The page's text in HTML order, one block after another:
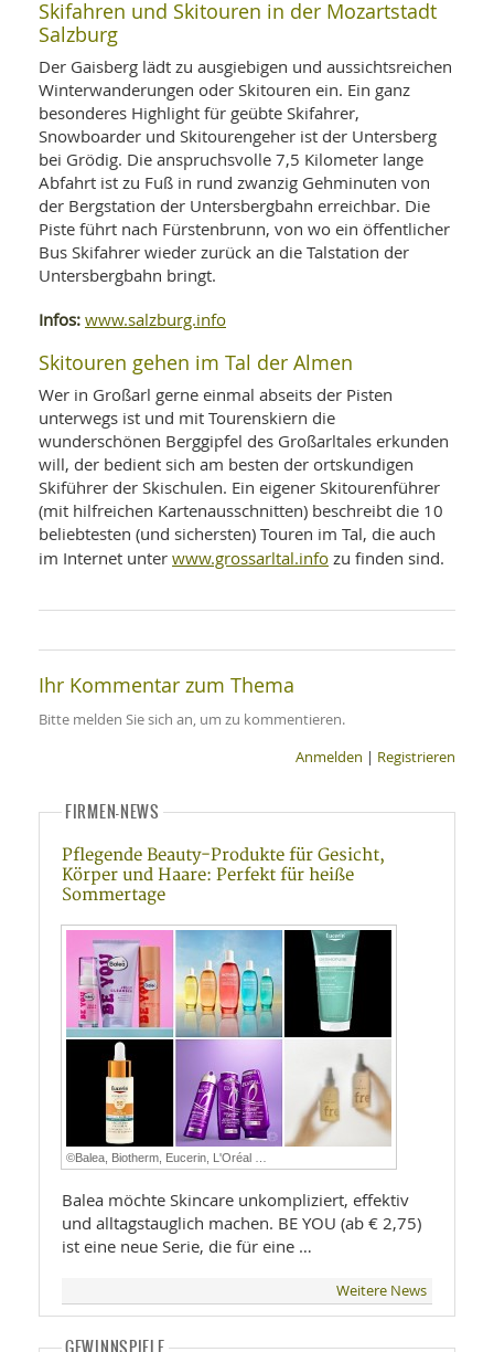
Skifahren und Skitouren in der Mozartstadt
Salzburg
Der Gaisberg lädt zu ausgiebigen und aussichtsreichen
Winterwanderungen oder Skitouren ein. Ein ganz
besonderes Highlight für geübte Skifahrer,
Snowboarder und Skitourengeher ist der Untersberg
bei Grödig. Die anspruchsvolle 7,5 Kilometer lange
Abfahrt ist zu Fuß in rund zwanzig Gehminuten von
der Bergstation der Untersbergbahn erreichbar. Die
Piste führt nach Fürstenbrunn, von wo ein öffentlicher
Bus Skifahrer wieder zurück an die Talstation der
Untersbergbahn bringt.
Infos: www.salzburg.info
Skitouren gehen im Tal der Almen
Wer in Großarl gerne einmal abseits der Pisten
unterwegs ist und mit Tourenskiern die
wunderschönen Berggipfel des Großarltales erkunden
will, der bedient sich am besten der ortskundigen
Skiführer der Skischulen. Ein eigener Skitourenführer
(mit hilfreichen Kartenausschnitten) beschreibt die 10
beliebtesten (und sichersten) Touren im Tal, die auch
im Internet unter www.grossarltal.info zu finden sind.
Ihr Kommentar zum Thema
Bitte melden Sie sich an, um zu kommentieren.
Anmelden | Registrieren
FIRMEN-NEWS
Pflegende Beauty-Produkte für Gesicht,
Körper und Haare: Perfekt für heiße
Sommertage
©Balea, Biotherm, Eucerin, L'Oréal …
Balea möchte Skincare unkompliziert, effektiv
und alltagstauglich machen. BE YOU (ab € 2,75)
ist eine neue Serie, die für eine …
Weitere News
GEWINNSPIELE